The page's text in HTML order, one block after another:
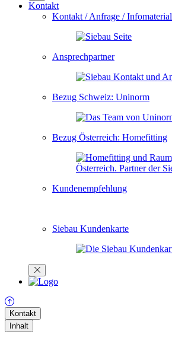
Kontakt
Kontakt / Anfrage / Infomaterial
Ansprechpartner
Bezug Schweiz: Uninorm
Bezug Österreich: Homefitting
Kundenempfehlung
Siebau Kundenkarte
Kontakt
Inhalt